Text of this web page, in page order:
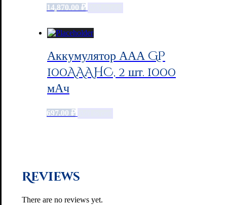
14,870.00 ₽
Аккумулятор ААА GP
100AAAHC, 2 шт. 1000
мАч
697.00 ₽
Reviews
There are no reviews yet.